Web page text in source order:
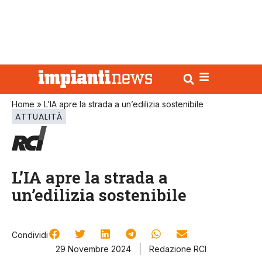
Home » L’IA apre la strada a un’edilizia sostenibile
ATTUALITÀ
L’IA apre la strada a
un’edilizia sostenibile
Condividi
29 Novembre 2024
Redazione RCI